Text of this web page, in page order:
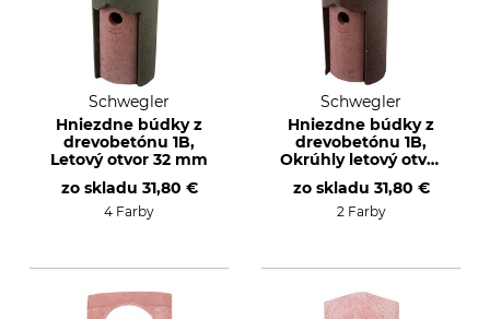
Schwegler
Hniezdne búdky z
drevobetónu 1B,
Letový otvor 32 mm
zo skladu 31,80 €
4 Farby
Schwegler
Hniezdne búdky z
drevobetónu 1B,
Okrúhly letový otvor
26 mm
zo skladu 31,80 €
2 Farby